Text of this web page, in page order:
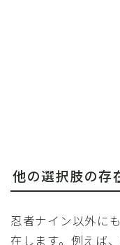
他の選択肢の存
忍者ナイン以外に
在します。例えば、